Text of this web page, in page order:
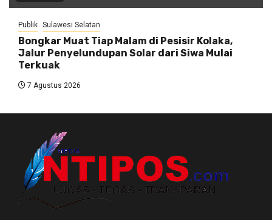
Publik Sulawesi Selatan
Bongkar Muat Tiap Malam di Pesisir Kolaka,
Jalur Penyelundupan Solar dari Siwa Mulai
Terkuak
7 Agustus 2026